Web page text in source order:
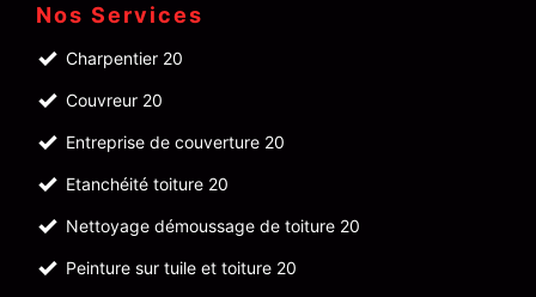
Nos Services
Charpentier 20
Couvreur 20
Entreprise de couverture 20
Etanchéité toiture 20
Nettoyage démoussage de toiture 20
Peinture sur tuile et toiture 20